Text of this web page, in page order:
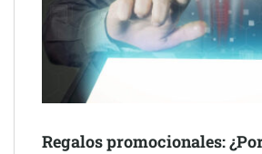
Schaeffler mejora su rentabilidad en el
NOVA: innovación y diseño que
mano de Tormo Franquicias
Regalos promocionales: